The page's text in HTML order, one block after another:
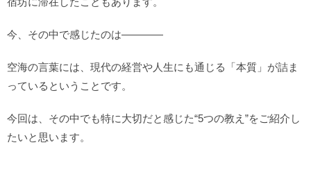
今、その中で感じたのは――――
空海の言葉には、現代の経営や人生にも通じる「本質」が詰ま
っているということです。
今回は、その中でも特に大切だと感じた“5つの教え”をご紹介し
たいと思います。